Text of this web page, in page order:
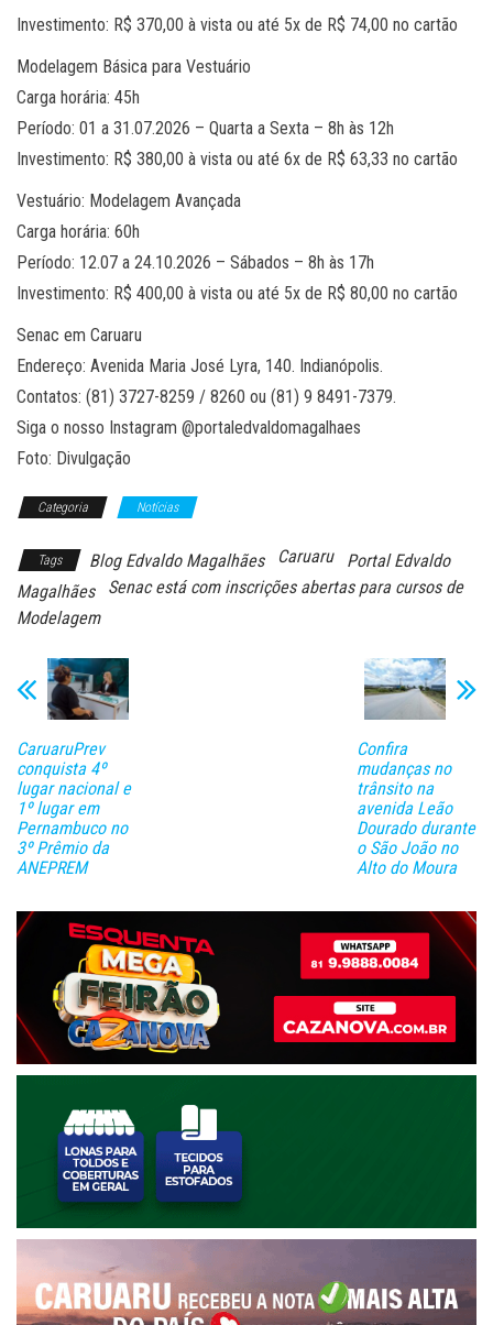
Investimento: R$ 370,00 à vista ou até 5x de R$ 74,00 no cartão
Modelagem Básica para Vestuário
Carga horária: 45h
Período: 01 a 31.07.2026 – Quarta a Sexta – 8h às 12h
Investimento: R$ 380,00 à vista ou até 6x de R$ 63,33 no cartão
Vestuário: Modelagem Avançada
Carga horária: 60h
Período: 12.07 a 24.10.2026 – Sábados – 8h às 17h
Investimento: R$ 400,00 à vista ou até 5x de R$ 80,00 no cartão
Senac em Caruaru
Endereço: Avenida Maria José Lyra, 140. Indianópolis.
Contatos: (81) 3727-8259 / 8260 ou (81) 9 8491-7379.
Siga o nosso Instagram @portaledvaldomagalhaes
Foto: Divulgação
Categoria Notícias
Tags Blog Edvaldo Magalhães Caruaru
Portal Edvaldo
Magalhães
Senac está com inscrições abertas para cursos de
Modelagem
CaruaruPrev
conquista 4º
lugar nacional e
1º lugar em
Pernambuco no
3º Prêmio da
ANEPREM
Confira
mudanças no
trânsito na
avenida Leão
Dourado durante
o São João no
Alto do Moura